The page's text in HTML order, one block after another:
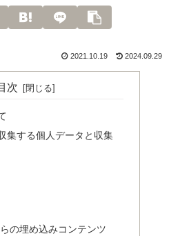
2021.10.19 2024.09.29
次
集する個人データと収集
の埋め込みコンテンツ